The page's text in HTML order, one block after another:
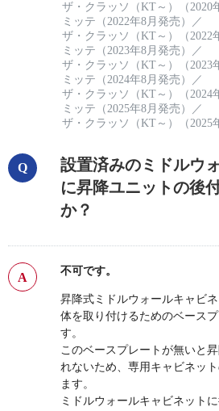
ザ・クラッソ（KT～）（2020
ミッテ（2022年8月発売）
／
ザ・クラッソ（KT～）（2022
ミッテ（2023年8月発売）
／
ザ・クラッソ（KT～）（2023
ミッテ（2024年8月発売）
／
ザ・クラッソ（KT～）（2024
ミッテ（2025年8月発売）
／
ザ・クラッソ（KT～）（2025
設置済みのミドルウ
に昇降ユニットの後
か？
不可です。
昇降式ミドルウォールキャビ
体を取り付けるためのベース
す。
このベースプレートが無いと
れないため、専用キャビネッ
ます。
ミドルウォールキャビネット